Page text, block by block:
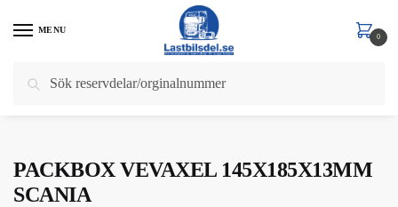
MENU
efter:
0
Hem Scania / Scania 7 Serie / KOPPLING VÄXELLÅDA VÄXELSTAG
PACKBOX VEVAXEL 145X185X13MM
SCANIA